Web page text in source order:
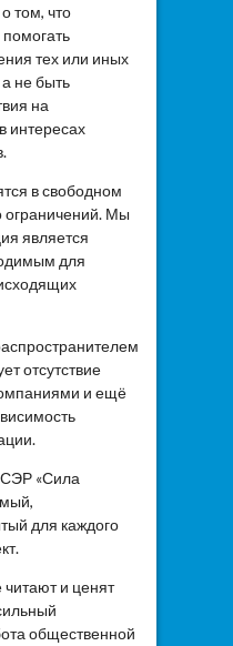
том, что
тех или иных
не быть
на
интересах
в свободном
ограничений. Мы
является
для
отсутствие
и ещё
«Сила
для каждого
и ценят
общественной